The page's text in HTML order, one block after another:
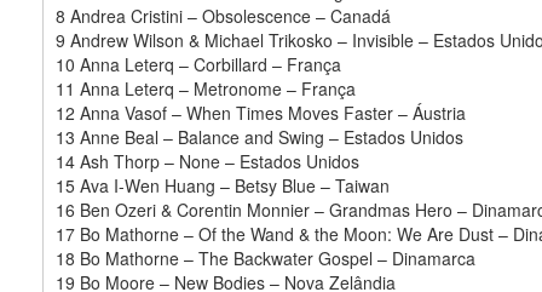
8 Andrea Cristini – Obsolescence – Canadá
9 Andrew Wilson & Michael Trikosko – Invisible – Estados
10 Anna Leterq – Corbillard – França
11 Anna Leterq – Metronome – França
12 Anna Vasof – When Times Moves Faster – Áustria
13 Anne Beal – Balance and Swing – Estados Unidos
14 Ash Thorp – None – Estados Unidos
15 Ava I-Wen Huang – Betsy Blue – Taiwan
16 Ben Ozeri & Corentin Monnier – Grandmas Hero –
17 Bo Mathorne – Of the Wand & the Moon: We Are Dust –
18 Bo Mathorne – The Backwater Gospel – Dinamarca
19 Bo Moore – New Bodies – Nova Zelândia